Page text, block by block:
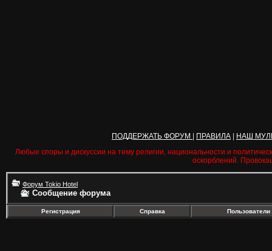
ПОДДЕРЖАТЬ ФОРУМ ПРАВИЛА
НАШ
Любые споры и дискуссии на тему религии, национальности и
оскорблений.
Форум Tokio Hotel
Сообщение форума
Регистрация Справка Пользователи